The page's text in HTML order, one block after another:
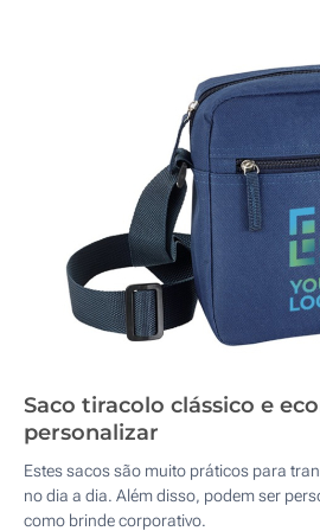
Saco tiracolo clássico e
personalizar
Estes sacos são muito práticos para
no dia a dia. Além disso, podem ser
como brinde corporativo.